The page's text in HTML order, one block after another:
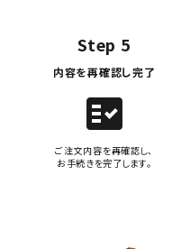
Step 5
内容を再確認し完了
fact_check
ご注文内容を再確認し、
お手続きを完了します。